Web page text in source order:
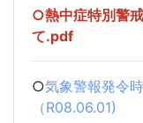
○熱中症特別警
て.pdf
○気象警報発令
（R08.06.01)